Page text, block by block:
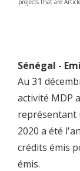
Sénégal -
Au 31
activité MDP
représentant
2020 a été
crédits émis
émis.